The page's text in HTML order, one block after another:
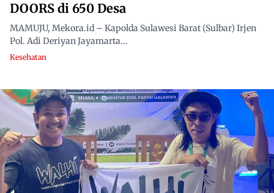
DOORS di 650 Desa
MAMUJU, Mekora.id – Kapolda Sulawesi Barat (Sulbar) Irjen
Pol. Adi Deriyan Jayamarta...
Kesehatan